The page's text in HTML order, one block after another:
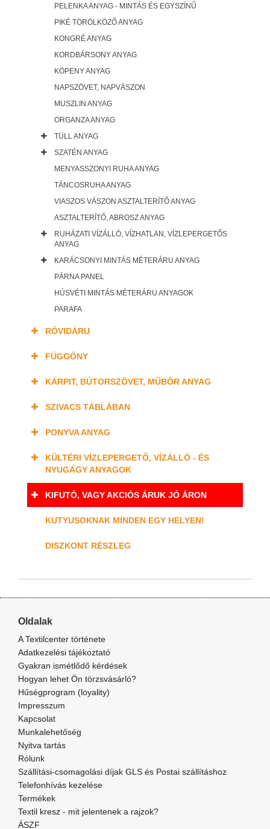
PELENKA ANYAG - MINTÁS ÉS EGYSZÍNŰ
PIKÉ TÖRÖLKÖZŐ ANYAG
KONGRÉ ANYAG
KORDBÁRSONY ANYAG
KÖPENY ANYAG
NAPSZÖVET, NAPVÁSZON
MUSZLIN ANYAG
ORGANZA ANYAG
TÜLL ANYAG
SZATÉN ANYAG
MENYASSZONYI RUHA ANYAG
TÁNCOSRUHA ANYAG
VIASZOS VÁSZON ASZTALTERÍTŐ ANYAG
ASZTALTERÍTŐ, ABROSZ ANYAG
RUHÁZATI VÍZÁLLÓ, VÍZHATLAN, VÍZLEPERGETŐS
ANYAG
KARÁCSONYI MINTÁS MÉTERÁRU ANYAG
PÁRNA PANEL
HÚSVÉTI MINTÁS MÉTERÁRU ANYAGOK
PARAFA
RÖVIDÁRU
FÜGGÖNY
KÁRPIT, BÚTORSZÖVET, MŰBŐR ANYAG
SZIVACS TÁBLÁBAN
PONYVA ANYAG
KÜLTÉRI VÍZLEPERGETŐ, VÍZÁLLÓ - ÉS
NYUGÁGY ANYAGOK
KIFUTÓ, VAGY AKCIÓS ÁRUK JÓ ÁRON
KUTYUSOKNAK MINDEN EGY HELYEN!
DISZKONT RÉSZLEG
Oldalak
A Textilcenter története
Adatkezelési tájékoztató
Gyakran ismétlődő kérdések
Hogyan lehet Ön törzsvásárló?
Hűségprogram (loyality)
Impresszum
Kapcsolat
Munkalehetőség
Nyitva tartás
Rólunk
Szállítási-csomagolási díjak GLS és Postai szállításhoz
Telefonhívás kezelése
Termékek
Textil kresz - mit jelentenek a rajzok?
ÁSZF